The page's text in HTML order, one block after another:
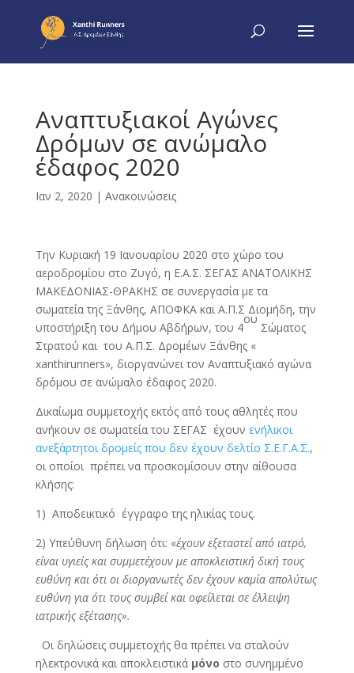
Αναπτυξιακοί Αγώνες
Δρόμων σε ανώμαλο
έδαφος 2020
Ιαν 2, 2020 | Ανακοινώσεις
Την Κυριακή 19 Ιανουαρίου 2020 στο χώρο του
αεροδρομίου στο Ζυγό, η Ε.Α.Σ. ΣΕΓΑΣ ΑΝΑΤΟΛΙΚΗΣ
ΜΑΚΕΔΟΝΙΑΣ-ΘΡΑΚΗΣ σε συνεργασία με τα
σωματεία της Ξάνθης, ΑΠΟΦΚΑ και Α.Π.Σ Διομήδη, την
υποστήριξη του Δήμου Αβδήρων, του 4
ου
Σώματος
Στρατού και του Α.Π.Σ. Δρομέων Ξάνθης «
xanthirunners», διοργανώνει τον Αναπτυξιακό αγώνα
δρόμου σε ανώμαλο έδαφος 2020.
Δικαίωμα συμμετοχής εκτός από τους αθλητές που
ανήκουν σε σωματεία του ΣΕΓΑΣ έχουν ενήλικοι
ανεξάρτητοι δρομείς που δεν έχουν δελτίο Σ.Ε.Γ.Α.Σ.,
οι οποίοι πρέπει να προσκομίσουν στην αίθουσα
κλήσης:
1) Αποδεικτικό έγγραφο της ηλικίας τους.
2) Υπεύθυνη δήλωση ότι: «έχουν εξεταστεί από ιατρό,
είναι υγιείς και συμμετέχουν με αποκλειστική δική τους
ευθύνη και ότι οι διοργανωτές δεν έχουν καμία απολύτως
ευθύνη για ότι τους συμβεί και οφείλεται σε έλλειψη
ιατρικής εξέτασης».
Οι δηλώσεις συμμετοχής θα πρέπει να σταλούν
ηλεκτρονικά και αποκλειστικά μόνο στο συνημμένο